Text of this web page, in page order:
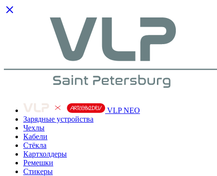
VLP NEO
Зарядные устройства
Чехлы
Кабели
Cтёкла
Картхолдеры
Ремешки
Стикеры